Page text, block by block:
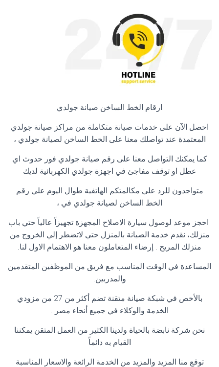
ارقام الخط الساخن صيانة جولدي
احصل الآن على خدمات صيانة متكاملة من مراكز صيانة جولدي
المعتمدة عند تواصلك معنا على الخط الساخن لصيانة جولدي ،
كما يمكنك التواصل معنا على رقم صيانة جولدي فور حدوث اي
عطل او توقف مفاجئ في اجهزة جولدي الكهربائية لديك
متواجدون للرد علي مكالمتكم الهاتفية طوال اليوم علي رقم
الخط الساخن لصيانة جولدي في ،
احجز موعد لوصول سيارة الاصلاح المجهزة تجهيزاً عالياً حتي باب
منزلك، نقدم خدمة الصيانة بالمنزل حتي لاتضطر إلي الخروج من
منزلك المريح . إرضاء المتعاملون معنا هو الاهتمام الاول لنا.
المساعدة في الوقت المناسب مع فريق من الموظفين المتقدمين
والمدربين.
بالأخص في شبكة صيانة متقنة تضم أكثر من 27 من مزودي
الخدمة والوكلاء في جميع أنحاء مصر .
نحن شركة نابضة بالحياة ولدينا الكثير من العمل المتقن يمكننا
القيام به دائماً
توقع منا المزيد والمزيد من الخدمة الرائعة والاسعار المناسبة